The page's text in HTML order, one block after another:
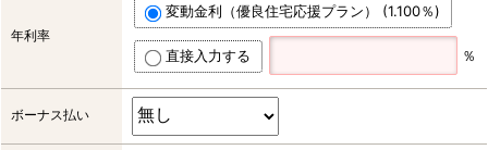
年利率
変動金利（優良住宅応援プラン） (1.100％)
直接入力する ％
ボーナス払い